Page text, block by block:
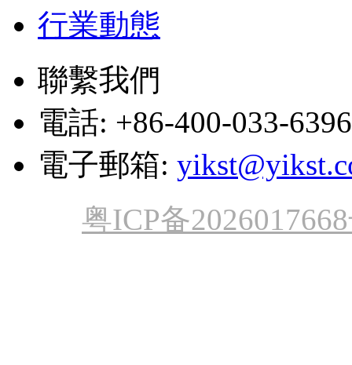
行業動態
聯繫我們
電話: +86-400-033-6396
電子郵箱:
粤ICP备